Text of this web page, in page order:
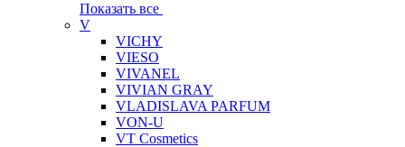
Показать все
V
VICHY
VIESO
VIVANEL
VIVIAN GRAY
VLADISLAVA PARFUM
VON-U
VT Cosmetics